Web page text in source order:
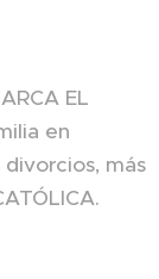
EL
en
más